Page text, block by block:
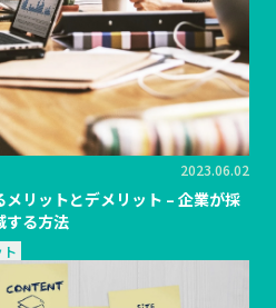
2023.06.02
リットとデメリット – 企業が採
する方法